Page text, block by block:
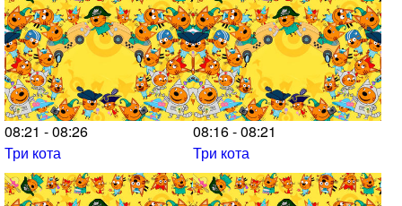
08:21 - 08:26
Три кота
08:16 - 08:21
Три кота